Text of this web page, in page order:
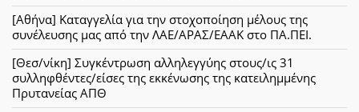
[Αθήνα] Καταγγελία για την στοχοποίηση μέλους της
συνέλευσης μας από την ΛΑΕ/ΑΡΑΣ/ΕΑΑΚ στο ΠΑ.ΠΕΙ.
[Θεσ/νίκη] Συγκέντρωση αλληλεγγύης στους/ις 31
συλληφθέντες/είσες της εκκένωσης της κατειλημμένης
Πρυτανείας ΑΠΘ